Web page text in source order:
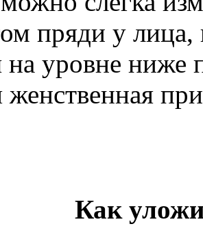
пряди у лица,
на уровне ниже
женственная
Как